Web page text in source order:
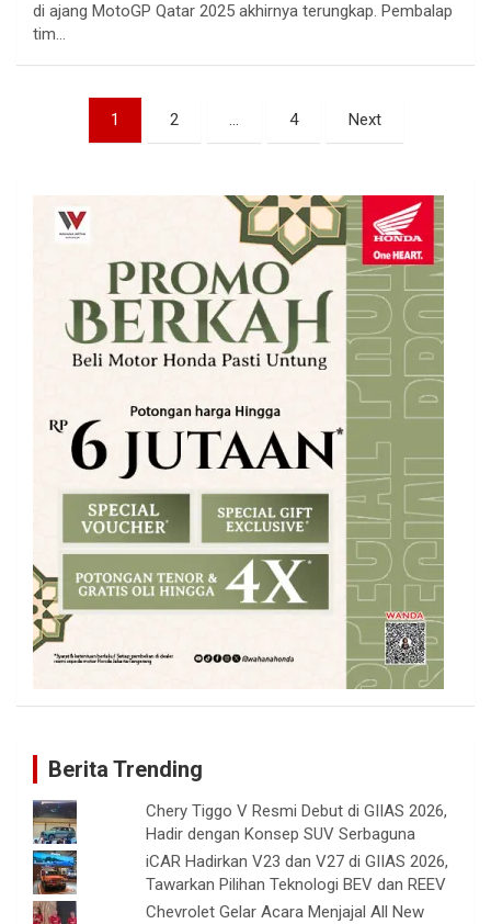
di ajang MotoGP Qatar 2025 akhirnya terungkap. Pembalap
tim…
Paginasi
1 2 … 4 Next
Berita Trending
Chery Tiggo V Resmi Debut di GIIAS 2026,
Hadir dengan Konsep SUV Serbaguna
iCAR Hadirkan V23 dan V27 di GIIAS 2026,
Tawarkan Pilihan Teknologi BEV dan REEV
Chevrolet Gelar Acara Menjajal All New